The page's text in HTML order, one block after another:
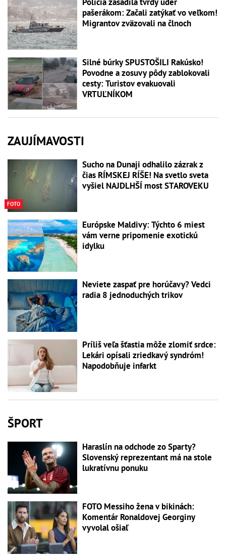
pašerákom: Začali zatýkať vo veľkom!
Migrantov zväzovali na člnoch
Silné búrky SPUSTOŠILI Rakúsko!
Povodne a zosuvy pôdy zablokovali
cesty: Turistov evakuovali
VRTUĽNÍKOM
ZAUJÍMAVOSTI
FOTO
Sucho na Dunaji odhalilo zázrak z
čias RÍMSKEJ RÍŠE! Na svetlo sveta
vyšiel NAJDLHŠÍ most STAROVEKU
Európske Maldivy: Týchto 6 miest
vám verne pripomenie exotickú
idylku
Neviete zaspať pre horúčavy? Vedci
radia 8 jednoduchých trikov
Príliš veľa šťastia môže zlomiť srdce:
Lekári opísali zriedkavý syndróm!
Napodobňuje infarkt
ŠPORT
Haraslín na odchode zo Sparty?
Slovenský reprezentant má na stole
lukratívnu ponuku
FOTO Messiho žena v bikinách:
Komentár Ronaldovej Georginy
vyvolal ošiaľ